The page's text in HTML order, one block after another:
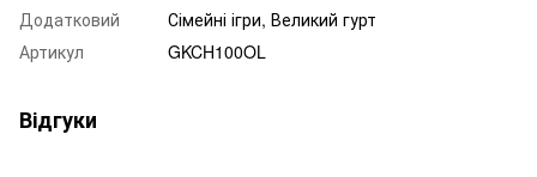
Додатковий
Сімейні ігри, Великий гурт
Артикул
GKCH100OL
Відгуки